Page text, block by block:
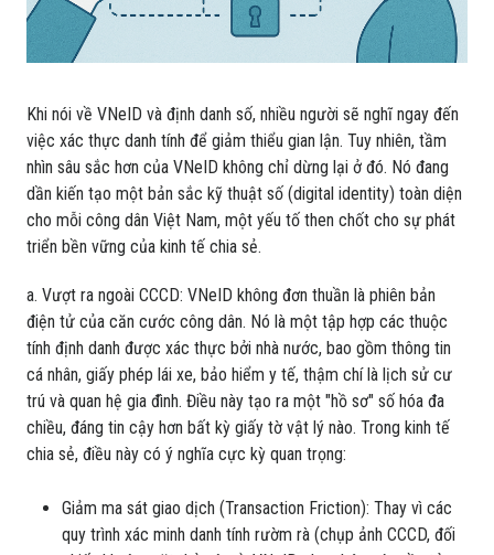
Khi nói về VNeID và định danh số, nhiều người sẽ nghĩ ngay đến
việc xác thực danh tính để giảm thiểu gian lận. Tuy nhiên, tầm
nhìn sâu sắc hơn của VNeID không chỉ dừng lại ở đó. Nó đang
dần kiến tạo một bản sắc kỹ thuật số (digital identity) toàn diện
cho mỗi công dân Việt Nam, một yếu tố then chốt cho sự phát
triển bền vững của kinh tế chia sẻ.
a. Vượt ra ngoài CCCD: VNeID không đơn thuần là phiên bản
điện tử của căn cước công dân. Nó là một tập hợp các thuộc
tính định danh được xác thực bởi nhà nước, bao gồm thông tin
cá nhân, giấy phép lái xe, bảo hiểm y tế, thậm chí là lịch sử cư
trú và quan hệ gia đình. Điều này tạo ra một "hồ sơ" số hóa đa
chiều, đáng tin cậy hơn bất kỳ giấy tờ vật lý nào. Trong kinh tế
chia sẻ, điều này có ý nghĩa cực kỳ quan trọng:
Giảm ma sát giao dịch (Transaction Friction): Thay vì các
quy trình xác minh danh tính rườm rà (chụp ảnh CCCD, đối